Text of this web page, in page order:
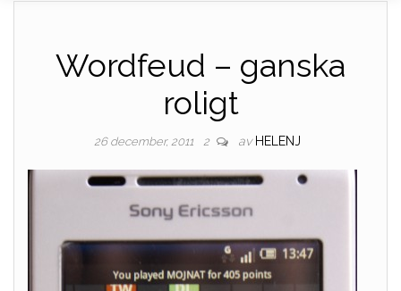
Wordfeud – ganska
roligt
26 december, 2011 2 av HELENJ